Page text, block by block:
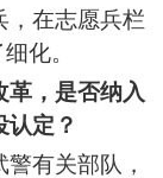
，在志愿兵栏
化。
革，是否纳入
认定？
有关部队，